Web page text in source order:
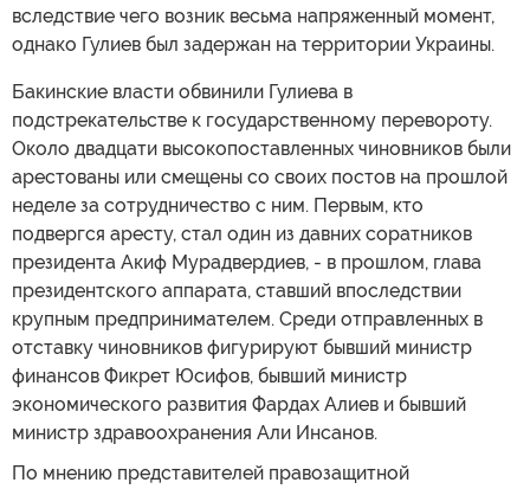
вследствие чего возник весьма напряженный момент,
однако Гулиев был задержан на территории Украины.
Бакинские власти обвинили Гулиева в
подстрекательстве к государственному перевороту.
Около двадцати высокопоставленных чиновников были
арестованы или смещены со своих постов на прошлой
неделе за сотрудничество с ним. Первым, кто
подвергся аресту, стал один из давних соратников
президента Акиф Мурадвердиев, - в прошлом, глава
президентского аппарата, ставший впоследствии
крупным предпринимателем. Среди отправленных в
отставку чиновников фигурируют бывший министр
финансов Фикрет Юсифов, бывший министр
экономического развития Фардах Алиев и бывший
министр здравоохранения Али Инсанов.
По мнению представителей правозащитной